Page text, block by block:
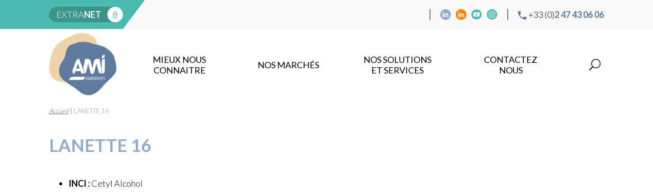
EXTRANET +33 (0)2 47 43 06 06
MIEUX NOUS
CONNAITRE
NOS MARCHÉS
NOS SOLUTIONS
ET SERVICES
CONTACTEZ
NOUS
Accueil| LANETTE 16
LANETTE 16
INCI :Cetyl Alcohol